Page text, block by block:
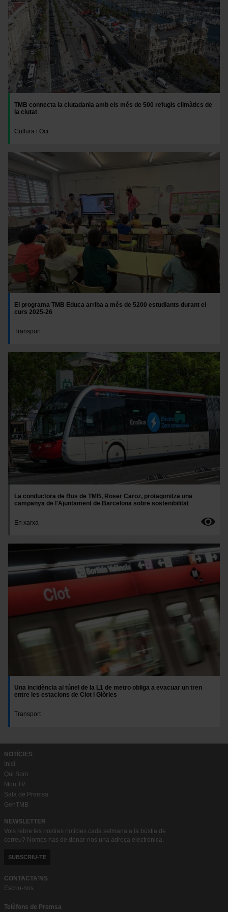
Las cookies necesarias son imprescindibles para el
funcionamiento de la web y, por tanto, si no las aceptas,
no puedes empezar a navegar. Solo puedes consultar
nuestra Política de cookies .
En cualquier momento de la navegación en esta web,
podrás modificar tu selección de cookies seleccionando
la opción “Gestor de cookies”, que encontrarás en el
menú de la parte inferior de la web.
TMB connecta la ciutadania amb els més de 500 refugis climàtics de
la ciutat
Cultura i Oci
El programa TMB Educa arriba a més de 5200 estudiants durant el
curs 2025-26
Transport
Imatge
La conductora de Bus de TMB, Roser Caroz, protagonitza una
campanya de l'Ajuntament de Barcelona sobre sostenibilitat
En xarxa
Una incidència al túnel de la L1 de metro obliga a evacuar un tren
entre les estacions de Clot i Glòries
Transport
NOTÍCIES
Inici
Qui Som
Mou TV
Sala de Premsa
GenTMB
NEWSLETTER
Vols rebre les nostres notícies cada setmana a la bústia de
correu? Només has de donar-nos una adreça electrònica.
SUBSCRIU-TE
CONTACTA'NS
Escriu-nos
Telèfons de Premsa